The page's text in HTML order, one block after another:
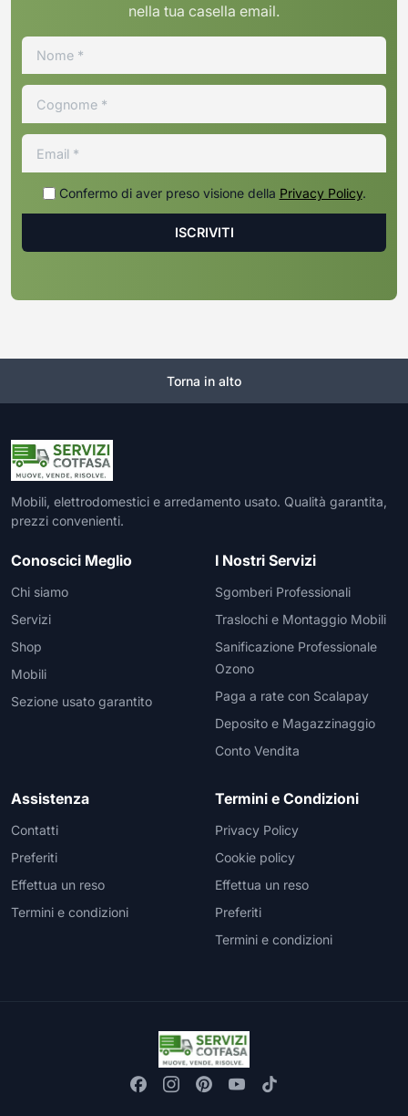
nella tua casella email.
Confermo di aver preso visione della Privacy Policy.
Torna in alto
Mobili, elettrodomestici e arredamento usato. Qualità garantita,
prezzi convenienti.
Conoscici Meglio
Chi siamo
Servizi
Shop
Mobili
Sezione usato garantito
I Nostri Servizi
Sgomberi Professionali
Traslochi e Montaggio Mobili
Sanificazione Professionale
Ozono
Paga a rate con Scalapay
Deposito e Magazzinaggio
Conto Vendita
Assistenza
Contatti
Preferiti
Effettua un reso
Termini e condizioni
Termini e Condizioni
Privacy Policy
Cookie policy
Effettua un reso
Preferiti
Termini e condizioni